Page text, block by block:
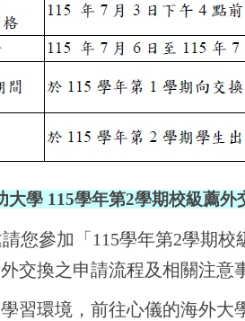
大學 115學年第2學期校級薦外
您參加「115學年第2學期
交換之申請流程及相關注意
習環境，前往心儀的海外大